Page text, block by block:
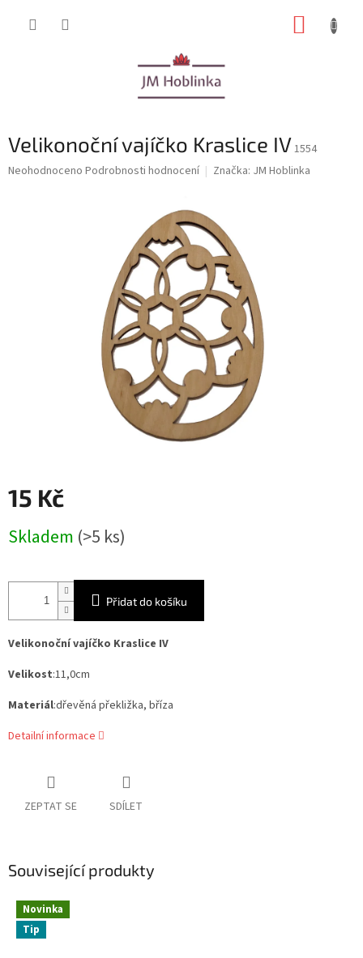
Velikonoční vajíčko Kraslice IV1554
Průměrné
Neohodnoceno Podrobnosti hodnocení Značka: JM Hoblinka
15 Kč
cena:
Skladem (>5 ks)
Přidat do košíku
Velikonoční vajíčko Kraslice IV
Velikost:11,0cm
Materiál:dřevěná překližka, bříza
Detailní informace
ZEPTAT SE SDÍLET
Související produkty
Novinka
Tip